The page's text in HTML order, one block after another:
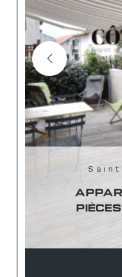
Saint-Palais-sur-Mer